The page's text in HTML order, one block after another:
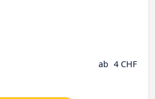
ab 4 CHF